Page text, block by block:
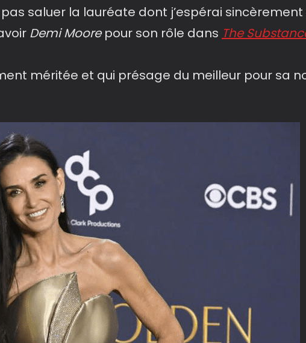
saluer la lauréate dont j’espérai
Demi Moorepour son rôle dans The
méritée et qui présage du meilleur pour sa